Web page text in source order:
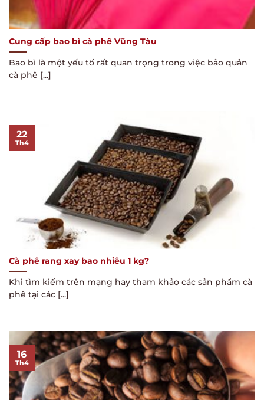
Cung cấp bao bì cà phê Vũng Tàu
Bao bì là một yếu tố rất quan trọng trong việc bảo quản
cà phê [...]
Cà phê rang xay bao nhiêu 1 kg?
Khi tìm kiếm trên mạng hay tham khảo các sản phẩm cà
phê tại các [...]
22
Th4
16
Th4